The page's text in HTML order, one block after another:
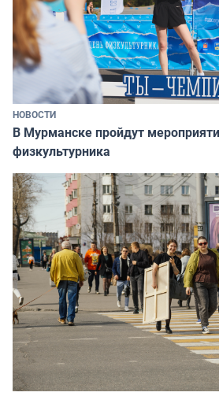
НОВОСТИ
В Мурманске пройдут
физкультурника